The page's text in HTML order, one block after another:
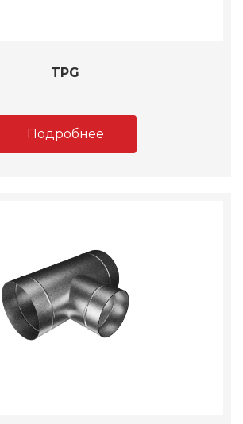
TPG
Подробнее